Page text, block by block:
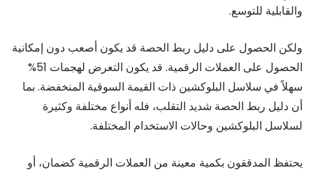
والقابلية للتوسع.
ولكن الحصول على دليل ربط الحصة قد يكون أصعب دون إمكانية
الحصول على العملات الرقمية. قد يكون التعرض لهجمات 51%
سهلاً في سلاسل البلوكشين ذات القيمة السوقية المنخفضة. بما
أن دليل ربط الحصة شديد التقلب، فله أنواع مختلفة وكثيرة
لسلاسل البلوكشين وحالات الاستخدام المختلفة.
يحتفظ المدققون بكمية معينة من العملات الرقمية كضمان، أو